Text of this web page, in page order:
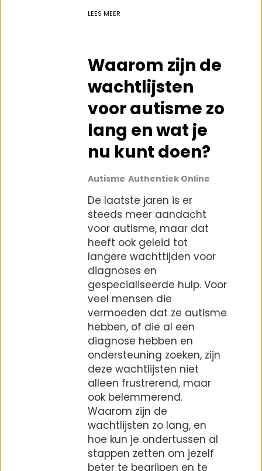
LEES MEER
Waarom zijn de
wachtlijsten
voor autisme zo
lang en wat je
nu kunt doen?
Autisme Authentiek Online
De laatste jaren is er
steeds meer aandacht
voor autisme, maar dat
heeft ook geleid tot
langere wachttijden voor
diagnoses en
gespecialiseerde hulp. Voor
veel mensen die
vermoeden dat ze autisme
hebben, of die al een
diagnose hebben en
ondersteuning zoeken, zijn
deze wachtlijsten niet
alleen frustrerend, maar
ook belemmerend.
Waarom zijn de
wachtlijsten zo lang, en
hoe kun je ondertussen al
stappen zetten om jezelf
beter te begrijpen en te